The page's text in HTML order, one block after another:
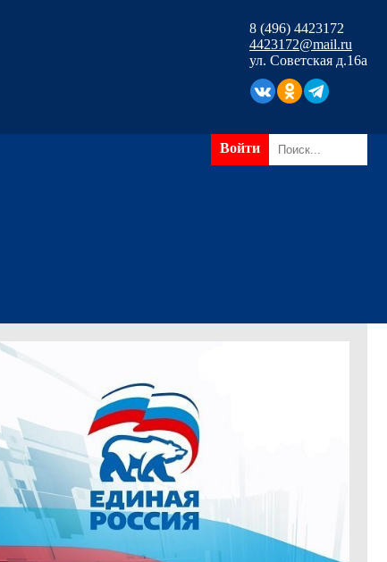
8 (496) 4423172
4423172@mail.ru
ул. Советская д.16а
Войти